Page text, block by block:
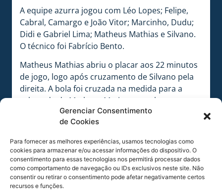
Gerenciar Consentimento
de Cookies
Para fornecer as melhores experiências, usamos tecnologias como
cookies para armazenar e/ou acessar informações do dispositivo. O
consentimento para essas tecnologias nos permitirá processar dados
como comportamento de navegação ou IDs exclusivos neste site. Não
consentir ou retirar o consentimento pode afetar negativamente certos
recursos e funções.
A equipe azurra jogou com Léo Lopes; Felipe,
Cabral, Camargo e João Vitor; Marcinho, Dudu;
Didi e Gabriel Lima; Matheus Mathias e Silvano.
O técnico foi Fabrício Bento.
Matheus Mathias abriu o placar aos 22 minutos
de jogo, logo após cruzamento de Silvano pela
direita. A bola foi cruzada na medida para a
cabeçada de Matheus Matias, sem chances para
Cristiano. Caíque chutou rasteiro, Léo Lopes fez
a defesa parcial e no rebote, Cristiano colocou
para o fundo das redes.
Aos 24 minutos do segundo tempo, Matheus